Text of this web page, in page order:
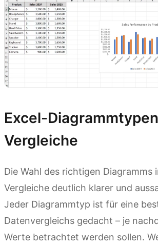
Excel-
Vergleiche
Die Wahl des richtigen Diagramms
Vergleiche deutlich klarer und
Jeder Diagrammtyp ist für eine
Datenvergleichs gedacht – je
Werte betrachtet werden sollen.